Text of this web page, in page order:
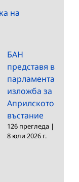
на
БАН
представя в
парламента
изложба за
Априлското
въстание
126 прегледа |
8 юли 2026 г.